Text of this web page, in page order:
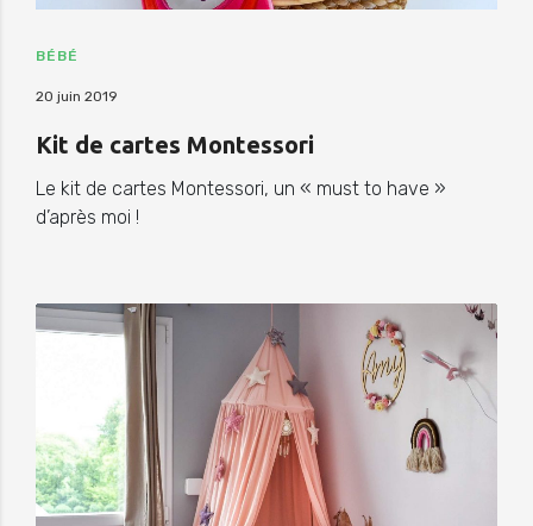
BÉBÉ
20 juin 2019
Kit de cartes Montessori
Le kit de cartes Montessori, un « must to have »
d’après moi !